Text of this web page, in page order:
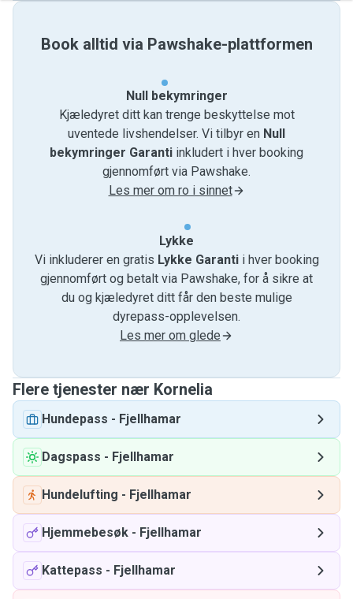
Book alltid via Pawshake-plattformen
Null bekymringer
Kjæledyret ditt kan trenge beskyttelse mot
uventede livshendelser. Vi tilbyr en Null
bekymringer Garanti inkludert i hver booking
gjennomført via Pawshake.
Les mer om ro i sinnet
Lykke
Vi inkluderer en gratis Lykke Garantii hver booking
gjennomført og betalt via Pawshake, for å sikre at
du og kjæledyret ditt får den beste mulige
dyrepass-opplevelsen.
Les mer om glede
Flere tjenester nær Kornelia
Hundepass - Fjellhamar
Dagspass - Fjellhamar
Hundelufting - Fjellhamar
Hjemmebesøk - Fjellhamar
Kattepass - Fjellhamar